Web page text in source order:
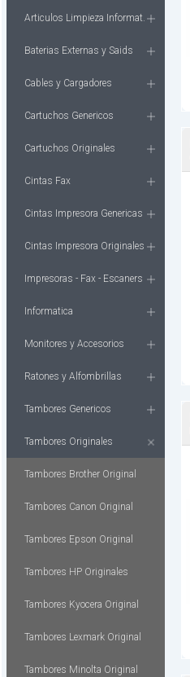
Articulos Limpieza Informat.
Baterias Externas y Saids
Cables y Cargadores
Cartuchos Genericos
Cartuchos Originales
Cintas Fax
Cintas Impresora Genericas
Cintas Impresora Originales
Impresoras - Fax - Escaners
Informatica
Monitores y Accesorios
Ratones y Alfombrillas
Tambores Genericos
Tambores Originales
Tambores Brother Original
Tambores Canon Original
Tambores Epson Original
Tambores HP Originales
Tambores Kyocera Original
Tambores Lexmark Original
Tambores Minolta Original